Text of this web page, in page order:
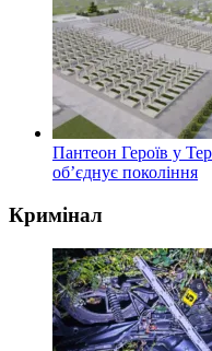
Пантеон Героїв у
об’єднує покоління
Кримінал